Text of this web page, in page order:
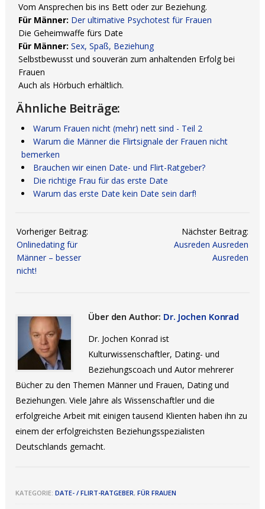
Vom Ansprechen bis ins Bett oder zur Beziehung.
Für Männer: Der ultimative Psychotest für Frauen
Die Geheimwaffe fürs Date
Für Männer: Sex, Spaß, Beziehung
Selbstbewusst und souverän zum anhaltenden Erfolg bei
Frauen
Auch als Hörbuch erhältlich.
Ähnliche Beiträge:
Warum Frauen nicht (mehr) nett sind - Teil 2
Warum die Männer die Flirtsignale der Frauen nicht
bemerken
Brauchen wir einen Date- und Flirt-Ratgeber?
Die richtige Frau für das erste Date
Warum das erste Date kein Date sein darf!
Vorheriger Beitrag:
Onlinedating für
Männer – besser
nicht!
Nächster Beitrag:
Ausreden Ausreden
Ausreden
Über den Author: Dr. Jochen Konrad
Dr. Jochen Konrad ist
Kulturwissenschaftler, Dating- und
Beziehungscoach und Autor mehrerer
Bücher zu den Themen Männer und Frauen, Dating und
Beziehungen. Viele Jahre als Wissenschaftler und die
erfolgreiche Arbeit mit einigen tausend Klienten haben ihn zu
einem der erfolgreichsten Beziehungsspezialisten
Deutschlands gemacht.
KATEGORIE:DATE- / FLIRT-RATGEBER,FÜR FRAUEN